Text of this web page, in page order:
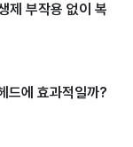
제 부작용 없이 복
드에 효과적일까?